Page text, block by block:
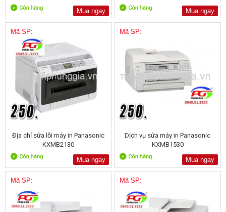
Mua ngay
Mua ngay
Mã SP:
Địa chỉ sửa lỗi máy in Panasonic
KXMB2130
Mua ngay
Mã SP:
Dịch vụ sửa máy in Panasonic
KXMB1530
Mua ngay
Mã SP: Mã SP: